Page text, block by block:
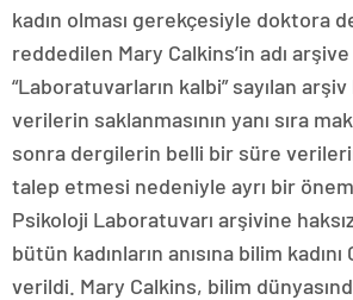
kadın olması gerekçesiyle doktora
reddedilen Mary Calkins’in adı
“Laboratuvarların kalbi” sayılan
verilerin saklanmasının yanı sıra
sonra dergilerin belli bir süre
talep etmesi nedeniyle ayrı bir
Psikoloji Laboratuvarı arşivine
bütün kadınların anısına bilim kadını
verildi. Mary Calkins, bilim